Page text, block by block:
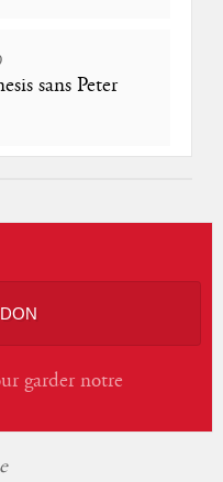
sans Peter
garder notre